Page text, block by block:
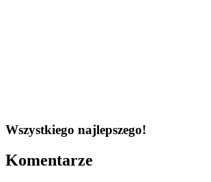
Wszystkiego najlepszego!
Komentarze